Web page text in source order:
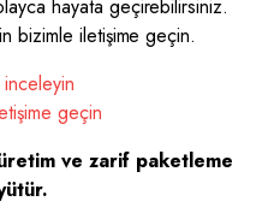
hayata geçirebilirsiniz.
bizimle iletişime geçin.
geçin
ve zarif paketleme